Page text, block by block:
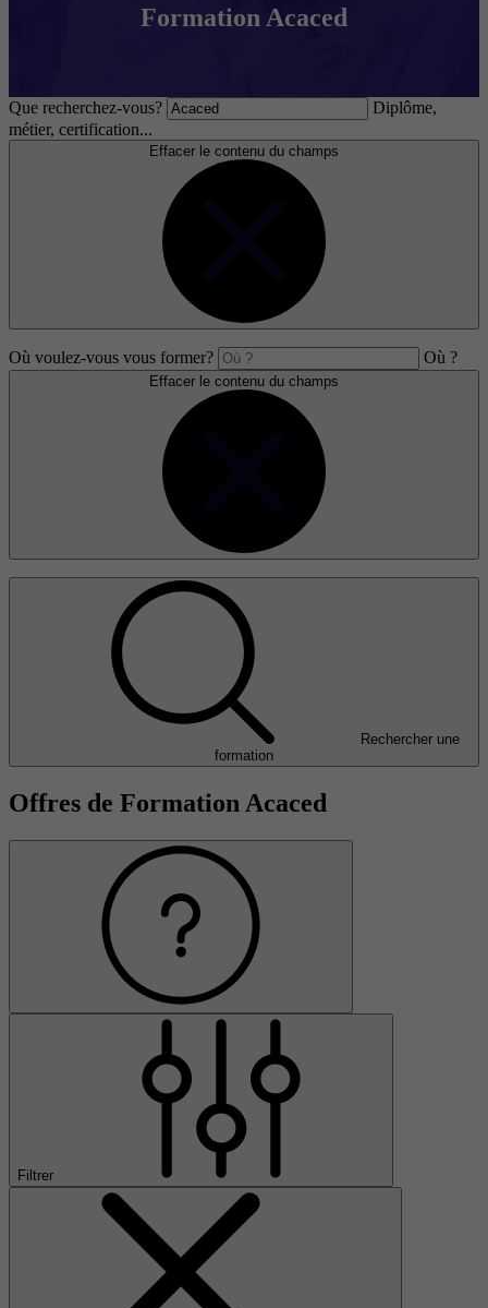
Formation Acaced
Que recherchez-vous?
Diplôme,
métier, certification...
Effacer le contenu du champs
Où voulez-vous vous former? Où ?
Effacer le contenu du champs
Rechercher une
formation
Offres de Formation Acaced
Filtrer